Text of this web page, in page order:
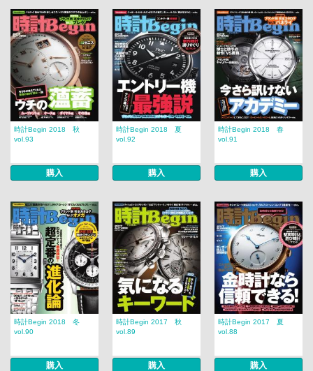
時計Begin 2018 秋
vol.93
購入
時計Begin 2018 夏
vol.92
購入
時計Begin 2018 春
vol.91
購入
時計Begin 2018 冬
vol.90
購入
時計Begin 2017 秋
vol.89
購入
時計Begin 2017 夏
vol.88
購入